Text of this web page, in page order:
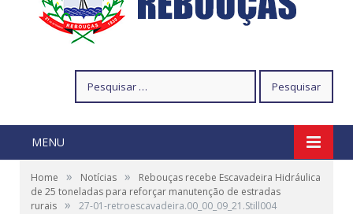
por:
MENU
Home » Notícias »
Rebouças recebe Escavadeira Hidráulica
de 25 toneladas para reforçar manutenção de estradas
rurais » 27-01-retroescavadeira.00_00_09_21.Still004